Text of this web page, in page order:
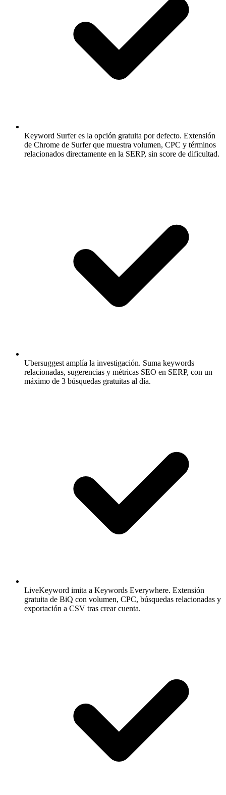
Keyword Surfer es la opción gratuita por defecto. Extensión
de Chrome de Surfer que muestra volumen, CPC y términos
relacionados directamente en la SERP, sin score de dificultad.
Ubersuggest amplía la investigación. Suma keywords
relacionadas, sugerencias y métricas SEO en SERP, con un
máximo de 3 búsquedas gratuitas al día.
LiveKeyword imita a Keywords Everywhere. Extensión
gratuita de BiQ con volumen, CPC, búsquedas relacionadas y
exportación a CSV tras crear cuenta.